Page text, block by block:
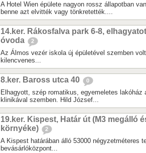
A Hotel Wien épülete nagyon rossz állapotban
benne azt elvitték vagy tönkretették....
14.ker. Rákosfalva park 6-8,
óvoda
2
Az Álmos vezér iskola új épületével szemben
kilencvenes...
8.ker. Baross utca 40 0
Elhagyott, szép romatikus, egyemeletes lakóház
klinikával szemben. Hild József...
19.ker. Kispest, Határ út (M3 megálló
környéke)
2
A Kispest határában álló 53000 négyzetméteres
bevásárlóközpont...